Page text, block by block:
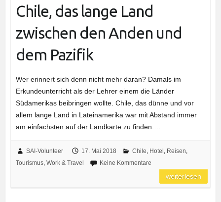
Chile, das lange Land
zwischen den Anden und
dem Pazifik
Wer erinnert sich denn nicht mehr daran? Damals im
Erkundeunterricht als der Lehrer einem die Länder
Südamerikas beibringen wollte. Chile, das dünne und vor
allem lange Land in Lateinamerika war mit Abstand immer
am einfachsten auf der Landkarte zu finden.…
SAI-Volunteer 17. Mai 2018 Chile, Hotel , Reisen,
Tourismus, Work & Travel Keine Kommentare
weiterlesen